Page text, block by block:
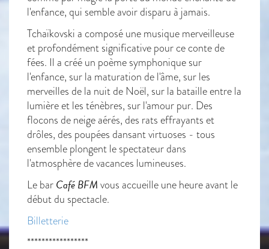
l'enfance, qui semble avoir disparu à jamais.
Tchaïkovski a composé une musique merveilleuse
et profondément significative pour ce conte de
fées. Il a créé un poème symphonique sur
l'enfance, sur la maturation de l'âme, sur les
merveilles de la nuit de Noël, sur la bataille entre la
lumière et les ténèbres, sur l'amour pur. Des
flocons de neige aérés, des rats effrayants et
drôles, des poupées dansant virtuoses - tous
ensemble plongent le spectateur dans
l'atmosphère de vacances lumineuses.
Le bar Café BFM vous accueille une heure avant le
début du spectacle.
Billetterie
*****************